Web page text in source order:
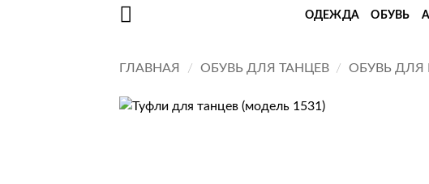
ОДЕЖДА ОБУВЬ
ГЛАВНАЯ / ОБУВЬ ДЛЯ ТАНЦЕВ / ОБУВЬ ДЛЯ